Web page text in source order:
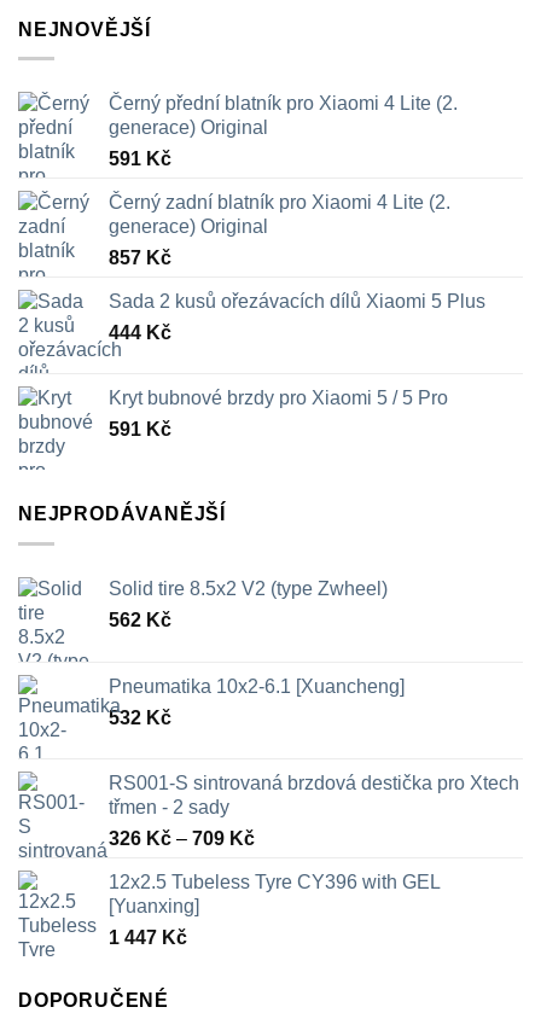
NEJNOVĚJŠÍ
Černý přední blatník pro Xiaomi 4 Lite (2.
generace) Original
591 Kč
Černý zadní blatník pro Xiaomi 4 Lite (2.
generace) Original
857 Kč
Sada 2 kusů ořezávacích dílů Xiaomi 5 Plus
444 Kč
Kryt bubnové brzdy pro Xiaomi 5 / 5 Pro
591 Kč
NEJPRODÁVANĚJŠÍ
Solid tire 8.5x2 V2 (type Zwheel)
562 Kč
Pneumatika 10x2-6.1 [Xuancheng]
532 Kč
RS001-S sintrovaná brzdová destička pro Xtech
třmen - 2 sady
326 Kč – 709 KčRozpětí
326 Kč
12x2.5 Tubeless Tyre CY396 with GEL
[Yuanxing]
1 447 Kč
DOPORUČENÉ